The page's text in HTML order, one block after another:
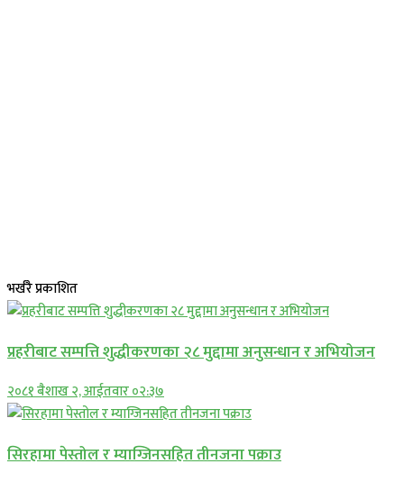
भर्खरै प्रकाशित
प्रहरीबाट सम्पत्ति शुद्धीकरणका २८ मुद्दामा अनुसन्धान र अभियोजन
२०८१ बैशाख २, आईतवार ०२:३७
सिरहामा पेस्तोल र म्याग्जिनसहित तीनजना पक्राउ